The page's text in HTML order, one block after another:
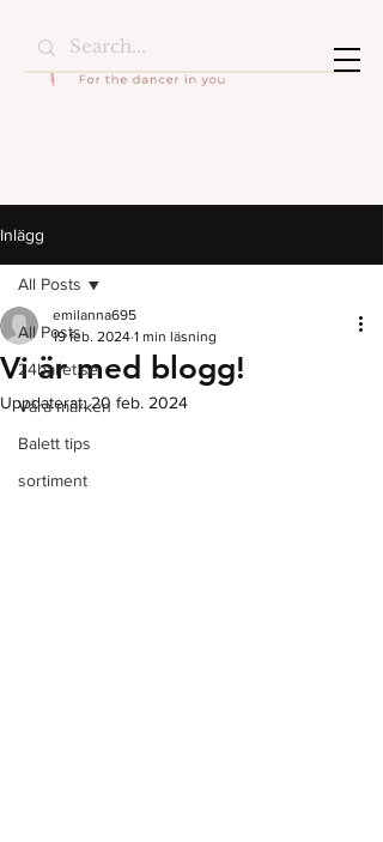
Inlägg
All Posts
24ballet.se
Våra märken
Balett tips
sortiment
All Posts
Vi är med blogg!
emilanna695
19 feb. 2024 1 min läsning
Uppdaterat:20 feb. 2024